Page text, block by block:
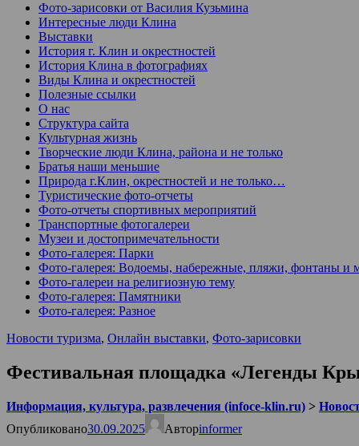
Фото-зарисовки от Василия Кузьмина
Интересные люди Клина
Выставки
История г. Клин и окрестностей
История Клина в фотографиях
Виды Клина и окрестностей
Полезные ссылки
О нас
Структура сайта
Культурная жизнь
Творческие люди Клина, района и не только
Братья наши меньшие
Природа г.Клин, окрестностей и не только…
Туристические фото-отчеты
Фото-отчеты спортивных мероприятий
Транспортные фотогалереи
Музеи и достопримечательности
Фото-галерея: Парки
Фото-галерея: Водоемы, набережные, пляжи, фонтаны и
Фото-галереи на религиозную тему
Фото-галерея: Памятники
Фото-галерея: Разное
Новости туризма, Онлайн выставки, Фото-зарисовки
Фестивальная площадка «Легенды
Информация, культура, развлечения (infoce-klin.ru) >
Опубликовано30.09.2025 Авторinformer